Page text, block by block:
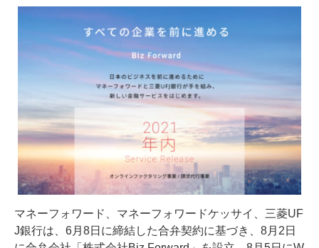
マネーフォワード、マネーフォワードケッサイ、三菱UF
J銀行は、6月8日に締結した合弁契約に基づき、8月2日